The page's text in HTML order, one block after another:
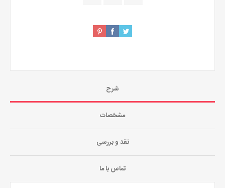
شرح
مشخصات
نقد و بررسی
تماس با ما